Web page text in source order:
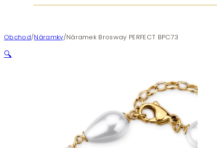
Obchod/Náramky/Náramek Brosway PERFECT BPC73
🔍